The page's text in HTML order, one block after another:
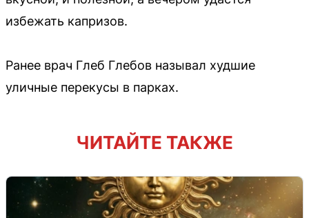
избежать капризов.
Ранее врач Глеб Глебов называл худшие
уличные перекусы в парках.
ЧИТАЙТЕ ТАКЖЕ